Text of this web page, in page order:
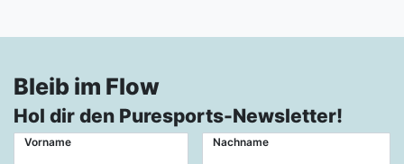
Bleib im Flow
Hol dir den Puresports-Newsletter!
Vorname Nachname